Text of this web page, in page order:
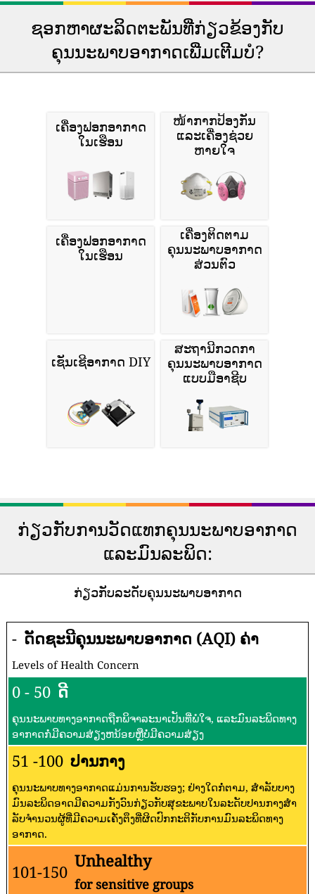
ຊອກຫາຜະລິດຕະພັນທີ່ກ່ຽວຂ້ອງກັບ
ຄຸນນະພາບອາກາດເພີ່ມເຕີມບໍ?
ເຄື່ອງຟອກອາກາດ
ໃນເຮືອນ
ໜ້າກາກປ້ອງກັນ
ແລະເຄື່ອງຊ່ວຍ
ຫາຍໃຈ
ເຄື່ອງຟອກອາກາດ
ໃນເຮືອນ
ເຄື່ອງຕິດຕາມ
ຄຸນນະພາບອາກາດ
ສ່ວນຕົວ
ເຊັນເຊີອາກາດ DIY
ສະຖານີກວດກາ
ຄຸນນະພາບອາກາດ
ແບບມືອາຊີບ
ກ່ຽວກັບການວັດແທກຄຸນນະພາບອາກາດ
ແລະມົນລະພິດ:
ກ່ຽວກັບລະດັບຄຸນນະພາບອາກາດ
- ດັດຊະນີຄຸນນະພາບອາກາດ (AQI) ຄ່າ
Levels of Health Concern
0 - 50 ດີ
ຄຸນນະພາບທາງອາກາດຖືກພິຈາລະນາເປັນທີ່ພໍໃຈ, ແລະມົນລະພິດທາງ
ອາກາດກໍ່ມີຄວາມສ່ຽງຫນ້ອຍຫຼືບໍ່ມີຄວາມສ່ຽງ
51 -100 ປານກາງ
ຄຸນນະພາບທາງອາກາດແມ່ນການຮັບຮອງ; ຢ່າງໃດກໍ່ຕາມ, ສໍາລັບບາງ
ມົນລະພິດອາດມີຄວາມກັງວົນກ່ຽວກັບສຸຂະພາບໃນລະດັບປານກາງສໍາ
ລັບຈໍານວນຜູ້ທີ່ມີຄວາມເຄັ່ງຕຶງທີ່ຜິດປົກກະຕິກັບການມົນລະພິດທາງ
ອາກາດ.
101-150
Unhealthy
for sensitive groups